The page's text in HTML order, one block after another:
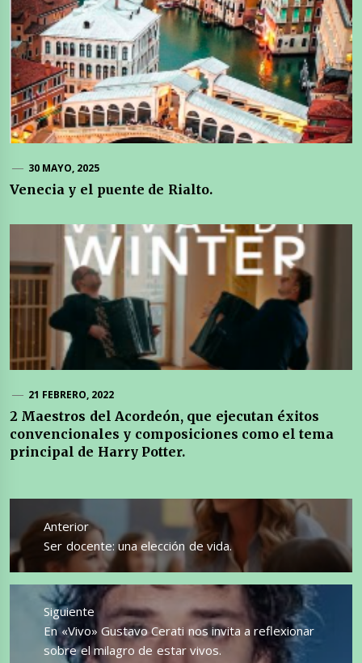
30 MAYO, 2025
Venecia y el puente de Rialto.
21 FEBRERO, 2022
2 Maestros del Acordeón, que ejecutan éxitos
convencionales y composiciones como el tema
principal de Harry Potter.
Navegación
entradas
Anterior
Entrada
anterior:
Ser docente: una elección de vida.
Siguiente
Entrada
siguiente:
En «Vivo» Gustavo Cerati nos invita a reflexionar
sobre el milagro de estar vivos.